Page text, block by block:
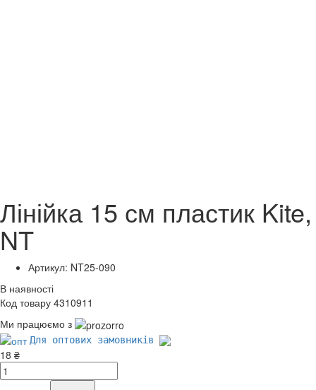
Лінійка 15 см пластик Kite,
NT
Артикул: NT25-090
В наявності
Код товару 4310911
Ми працюємо з
Для оптових замовників
18 ₴